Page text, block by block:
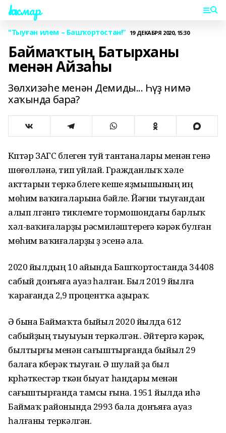
Һаҡмар
"Тыуған илем – Башҡортостан!” 19 ДЕКАБРЯ 2020, 15:30
Баймаҡтың Батырханы
менән Айзаһы
Зөлхизәһе менән Демиды... Һүҙ нимә
хаҡында бара?
Күптәр ЗАГС бүлеген туй тантаналары менән генә
шөғөлләнә, тип уйлай. Гражданлыҡ хәле
акттарын теркәү бүлеге кеше яҙмышының иң
мөһим ваҡиғаларына бәйле. Йәғни тыуғандан
алып үлгәнгә тиклемге тормошондағы барлыҡ
хәл-ваҡиғаларҙы рәсмиләштереүгә кәрәк булған
мөһим ваҡиғаларҙы үҙ эсенә ала.
2020 йылдың 10 айында Башҡортостанда 34408
сабый донъяға ауаз һалған. Был 2019 йылға
ҡарағанда 2,9 процентҡа аҙыраҡ.
Ә бына Баймаҡта быйыл 2020 йылда 612
сабыйҙың тыуыуын теркәлгән.. Әйтергә кәрәк,
былтырғы менән сағыштырғанда быйыл 29
балаға күберәк тыуған. Ә шулай ҙа был
күрһәткестәр үткән быуат һандары менән
сағыштырғанда тамсы ғына. 1951 йылда иһә
Баймаҡ районында 2993 бала донъяға ауаз
һалғаны теркәлгән.